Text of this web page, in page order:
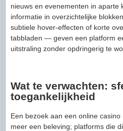
nieuws en evenementen in aparte
informatie in overzichtelijke
subtiele hover-effecten of korte
tabbladen — geven een platform
uitstraling zonder opdringerig te
Wat te verwachten:
toegankelijkheid
Een bezoek aan een online
meer een beleving; platforms die